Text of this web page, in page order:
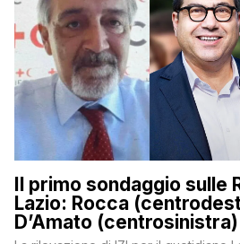
Il primo sondaggio sulle
Lazio: Rocca
D’Amato (centrosinistra)